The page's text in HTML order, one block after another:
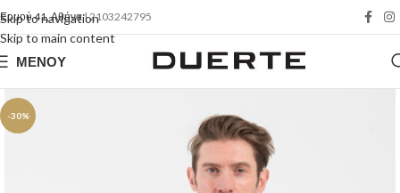
Skip to navigation
Skip to main content
Ερμού 41, Αθήνα| 2103242795
ΜΕΝΟΎ
-30%